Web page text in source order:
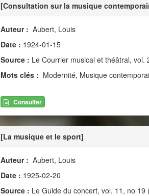
[Consultation sur la musique
Auteur : Aubert, Louis
Date : 1924-01-15
Source : Le Courrier musical et théâtral,
Mots clés : Modernité, Musique
Consulter
[La musique et le sport]
Auteur : Aubert, Louis
Date : 1925-02-20
Source : Le Guide du concert, vol. 11, no 19